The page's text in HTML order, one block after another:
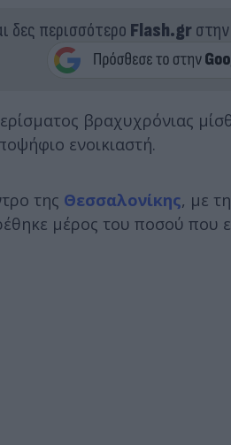
δες περισσότερο Flash.grστην
βραχυχρόνιας
ενοικιαστή.
της Θεσσαλονίκης, με
μέρος του ποσού που